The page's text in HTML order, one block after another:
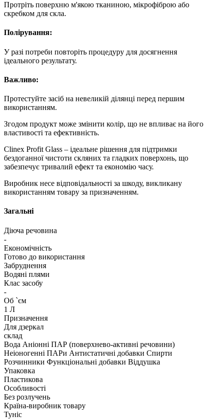
Протріть поверхню м'якою тканиною, мікрофіброю або
скребком для скла.
Полірування:
У разі потреби повторіть процедуру для досягнення
ідеального результату.
Важливо:
Протестуйте засіб на невеликій ділянці перед першим
використанням.
Згодом продукт може змінити колір, що не впливає на його
властивості та ефективність.
Clinex Profit Glass – ідеальне рішення для підтримки
бездоганної чистоти скляних та гладких поверхонь, що
забезпечує тривалий ефект та економію часу.
Виробник несе відповідальності за шкоду, викликану
використанням товару за призначенням.
Загальні
Діюча речовина
-
Економічність
Готово до використання
Забруднення
Водяні плями
Клас засобу
-
Об `єм
1 Л
Призначення
Для дзеркал
склад
Вода Аніонні ПАР (поверхнево-активні речовини)
Неіоногенні ПАРи Антистатичні добавки Спирти
Розчинники Функціональні добавки Віддушка
Упаковка
Пластикова
Особливості
Без розлучень
Країна-виробник товару
Туніс